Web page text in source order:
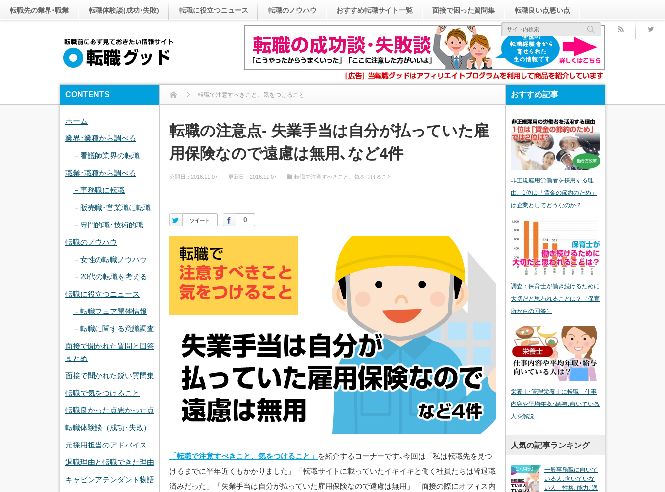
転職先の業界･職業 転職体験談(成功･失敗) 転職に役立つニュース 転職のノウハウ おすすめ転職サイト一覧 面接で困った質問集 転職良い点悪い点
rss
転職で注意すべきこと、気をつけること
転職の注意点- 失業手当は自分が払っていた雇
用保険なので遠慮は無用､など4件
公開日： 2016.11.07 更新日： 2016.11.07 転職で注意すべきこと、気をつけること
ツイート
Twitter 0
Facebook
「転職で注意すべきこと、気をつけること」 を紹介するコーナーです｡今回は「私は転職先を見つ
けるまでに半年近くもかかりました」「転職サイトに載っていたイキイキと働く社員たちは皆退職
済みだった」「失業手当は自分が払っていた雇用保険なので遠慮は無用」「面接の際にオフィス内
CONTENTS
ホーム
業界･業種から調べる
－看護師業界の転職
職業･職種から調べる
－事務職に転職
－販売職･営業職に転職
－専門的職･技術的職
転職のノウハウ
－女性の転職ノウハウ
－20代の転職を考える
転職に役立つニュース
－転職フェア開催情報
－転職に関する意識調査
面接で聞かれた質問と回答
まとめ
面接で聞かれた鋭い質問集
転職で気をつけること
転職良かった点悪かった点
転職体験談（成功･失敗）
元採用担当のアドバイス
退職理由と転職できた理由
キャビンアテンダント物語
おすすめ記事
非正規雇用労働者を採用する理
由、1位は「賃金の節約のため」
は企業としてどうなのか？
調査：保育士が働き続けるために
大切だと思われることは？（保育
所からの回答）
栄養士･管理栄養士に転職－仕事
内容や平均年収･給与､向いている
人を解説
人気の記事ランキング
279450
一般事務職に向いて
いる人､向いていな
い人－性格､能力､適